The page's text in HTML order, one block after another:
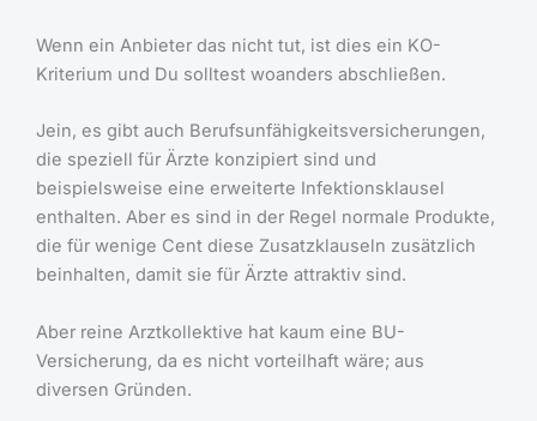
Wenn ein Anbieter das nicht tut, ist dies ein KO-
Kriterium und Du solltest woanders abschließen.
Jein, es gibt auch Berufsunfähigkeitsversicherungen,
die speziell für Ärzte konzipiert sind und
beispielsweise eine erweiterte Infektionsklausel
enthalten. Aber es sind in der Regel normale Produkte,
die für wenige Cent diese Zusatzklauseln zusätzlich
beinhalten, damit sie für Ärzte attraktiv sind.
Aber reine Arztkollektive hat kaum eine BU-
Versicherung, da es nicht vorteilhaft wäre; aus
diversen Gründen.